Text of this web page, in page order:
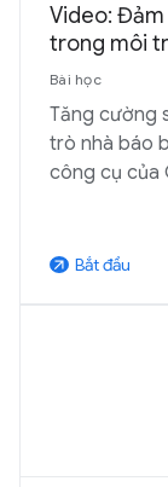
Video:
trong môi
Bài học
Tăng cường
trò nhà báo
công cụ của
arrow_outward Bắt đầu